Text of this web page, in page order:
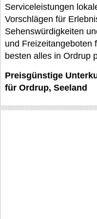
Serviceleistungen
Vorschlägen für
Sehenswürdigkeiten
und Freizeitangeboten
besten alles in Ordrup
Preisgünstige
für Ordrup, Seeland